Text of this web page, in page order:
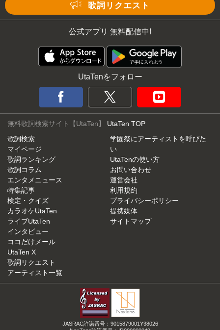
歌詞リクエスト
公式アプリ 無料配信中!
UtaTenをフォロー
無料歌詞検索サイト【UtaTen】 UtaTen TOP
歌詞検索
マイページ
歌詞ランキング
歌詞コラム
エンタメニュース
特集記事
検定・クイズ
カラオケUtaTen
ライブUtaTen
インタビュー
ココだけメール
UtaTen X
歌詞リクエスト
アーティスト一覧
学園祭にアーティストを呼びた
い
UtaTenの使い方
お問い合わせ
運営会社
利用規約
プライバシーポリシー
提携媒体
サイトマップ
JASRAC許諾番号：9015879001Y38026